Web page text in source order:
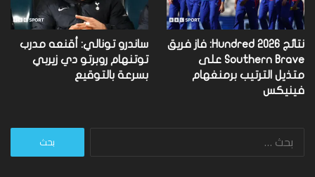
نتائج Hundred 2026: فاز فريق
Southern Brave على
متذيل الترتيب برمنغهام
فينيكس
ساندرو تونالي: أقنعه مدرب
توتنهام روبرتو دي زيربي
بسرعة بالتوقيع
البحث